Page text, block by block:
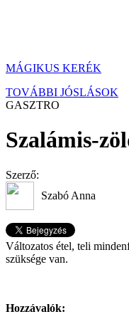
MÁGIKUS KERÉK
TOVÁBBI JÓSLÁSOK
GASZTRO
Szalámis-
Szerző:
Szabó Anna
Változatos étel, teli
szüksége van.
Hozzávalók: